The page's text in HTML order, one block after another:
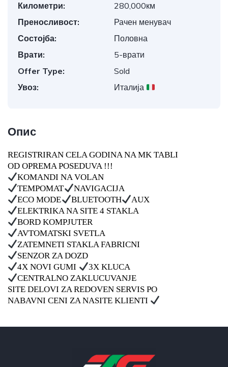
Километри:
280,000км
Преносливост:
Рачен менувач
Состојба:
Половна
Врати:
5-врати
Offer Type:
Sold
Увоз:
Италија
Опис
REGISTRIRAN CELA GODINA NA MK TABLI
OD OPREMA POSEDUVA !!!
KOMANDI NA VOLAN
TEMPOMAT
NAVIGACIJA
ECO MODE
BLUETOOTH
AUX
ELEKTRIKA NA SITE 4 STAKLA
BORD KOMPJUTER
AVTOMATSKI SVETLA
ZATEMNETI STAKLA FABRICNI
SENZOR ZA DOZD
4X NOVI GUMI
3X KLUCA
CENTRALNO ZAKLUCUVANJE
SITE DELOVI ZA REDOVEN SERVIS PO
NABAVNI CENI ZA NASITE KLIENTI